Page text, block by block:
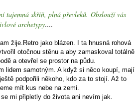
tajemná skříň, plná převleků. Obslouží vás
archetypy....
žije.Retro jako blázen. I ta hnusná rohová
otočnou stěnu a aby zamaskoval totálně
a otevřel se prostor na půdu.
lidem samotným. A když si něco koupí, mají
podpořili někoho, kdo za to stojí. Až to
mít kus nebe na zemi.
mi připletly do života ani nevím jak.